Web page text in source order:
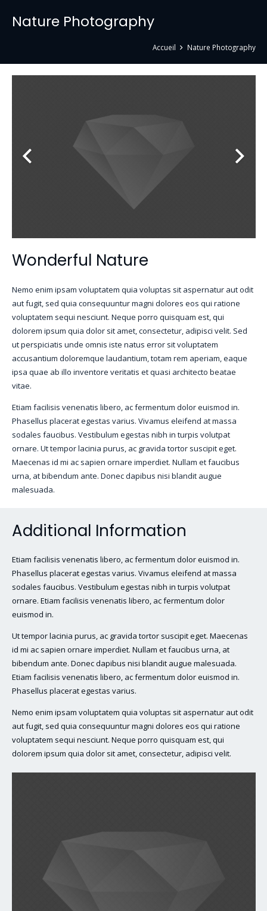
Nature Photography
Accueil Nature Photography
Wonderful Nature
Nemo enim ipsam voluptatem quia voluptas sit aspernatur aut odit
aut fugit, sed quia consequuntur magni dolores eos qui ratione
voluptatem sequi nesciunt. Neque porro quisquam est, qui
dolorem ipsum quia dolor sit amet, consectetur, adipisci velit. Sed
ut perspiciatis unde omnis iste natus error sit voluptatem
accusantium doloremque laudantium, totam rem aperiam, eaque
ipsa quae ab illo inventore veritatis et quasi architecto beatae
vitae.
Etiam facilisis venenatis libero, ac fermentum dolor euismod in.
Phasellus placerat egestas varius. Vivamus eleifend at massa
sodales faucibus. Vestibulum egestas nibh in turpis volutpat
ornare. Ut tempor lacinia purus, ac gravida tortor suscipit eget.
Maecenas id mi ac sapien ornare imperdiet. Nullam et faucibus
urna, at bibendum ante. Donec dapibus nisi blandit augue
malesuada.
Additional Information
Etiam facilisis venenatis libero, ac fermentum dolor euismod in.
Phasellus placerat egestas varius. Vivamus eleifend at massa
sodales faucibus. Vestibulum egestas nibh in turpis volutpat
ornare. Etiam facilisis venenatis libero, ac fermentum dolor
euismod in.
Ut tempor lacinia purus, ac gravida tortor suscipit eget. Maecenas
id mi ac sapien ornare imperdiet. Nullam et faucibus urna, at
bibendum ante. Donec dapibus nisi blandit augue malesuada.
Etiam facilisis venenatis libero, ac fermentum dolor euismod in.
Phasellus placerat egestas varius.
Nemo enim ipsam voluptatem quia voluptas sit aspernatur aut odit
aut fugit, sed quia consequuntur magni dolores eos qui ratione
voluptatem sequi nesciunt. Neque porro quisquam est, qui
dolorem ipsum quia dolor sit amet, consectetur, adipisci velit.